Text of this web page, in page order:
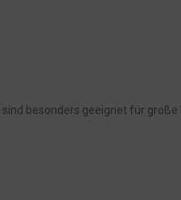
besonders geeignet für große